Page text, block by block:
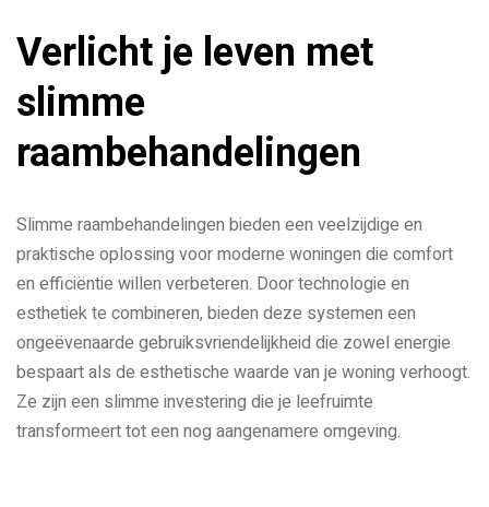
Verlicht je leven met
slimme
raambehandelingen
Slimme raambehandelingen bieden een veelzijdige en
praktische oplossing voor moderne woningen die comfort
en efficiëntie willen verbeteren. Door technologie en
esthetiek te combineren, bieden deze systemen een
ongeëvenaarde gebruiksvriendelijkheid die zowel energie
bespaart als de esthetische waarde van je woning verhoogt.
Ze zijn een slimme investering die je leefruimte
transformeert tot een nog aangenamere omgeving.